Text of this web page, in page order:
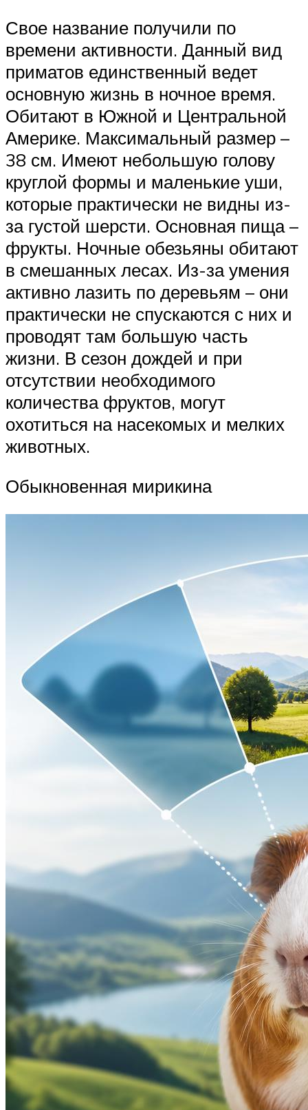
Свое название получили по
времени активности. Данный вид
приматов единственный ведет
основную жизнь в ночное время.
Обитают в Южной и Центральной
Америке. Максимальный размер –
38 см. Имеют небольшую голову
круглой формы и маленькие уши,
которые практически не видны из-
за густой шерсти. Основная пища –
фрукты. Ночные обезьяны обитают
в смешанных лесах. Из-за умения
активно лазить по деревьям – они
практически не спускаются с них и
проводят там большую часть
жизни. В сезон дождей и при
отсутствии необходимого
количества фруктов, могут
охотиться на насекомых и мелких
животных.
Обыкновенная мирикина